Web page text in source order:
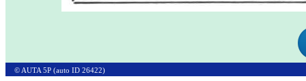
© AUTA 5P (auto ID 26422)